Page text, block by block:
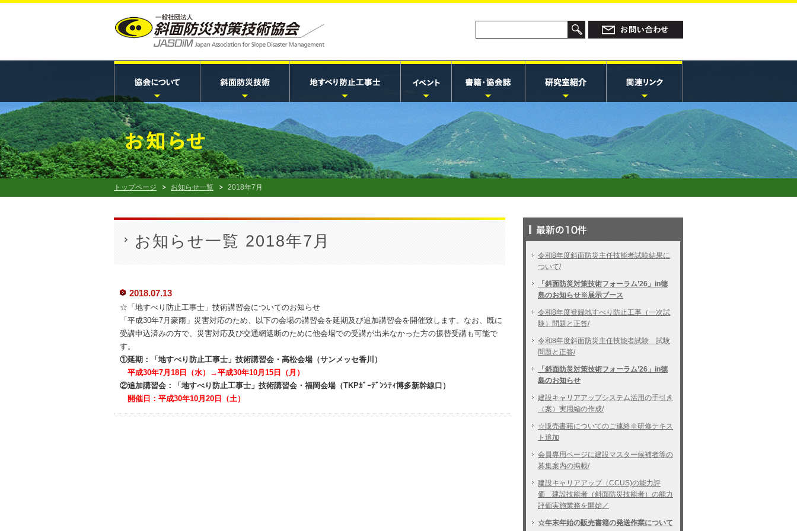
トップページ お知らせ一覧 2018年7月
お知らせ一覧 2018年7月
2018.07.13
☆「地すべり防止工事士」技術講習会についてのお知らせ
「平成30年7月豪雨」災害対応のため、以下の会場の講習会を延期及び追加講習会を開催致します。なお、既に
受講申込済みの方で、災害対応及び交通網遮断のために他会場での受講が出来なかった方の振替受講も可能で
す。
①延期：「地すべり防止工事士」技術講習会・高松会場（サンメッセ香川）
平成30年7月18日（水）→平成30年10月15日（月）
②追加講習会：「地すべり防止工事士」技術講習会・福岡会場（TKPｶﾞｰﾃﾞﾝｼﾃｨ博多新幹線口）
開催日：平成30年10月20日（土）
令和8年度斜面防災主任技能者試験結果に
ついて/
「斜面防災対策技術フォーラム’26」in徳
島のお知らせ※展示ブース
令和8年度登録地すべり防止工事（一次試
験）問題と正答/
令和8年度斜面防災主任技能者試験 試験
問題と正答/
「斜面防災対策技術フォーラム’26」in徳
島のお知らせ
建設キャリアアップシステム活用の手引き
（案）実用編の作成/
☆販売書籍についてのご連絡※研修テキス
ト追加
会員専用ページに建設マスター候補者等の
募集案内の掲載/
建設キャリアアップ（CCUS)の能力評
価 建設技能者（斜面防災技能者）の能力
評価実施業務を開始／
☆年末年始の販売書籍の発送作業について